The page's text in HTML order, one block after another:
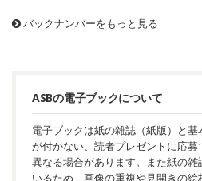
バックナンバーをもっと見る
ASBの電子ブックについて
電子ブックは紙の雑誌（紙版）と
が付かない、読者プレゼントに応
異なる場合があります。また紙の
いるため、画像の重複や見開きの